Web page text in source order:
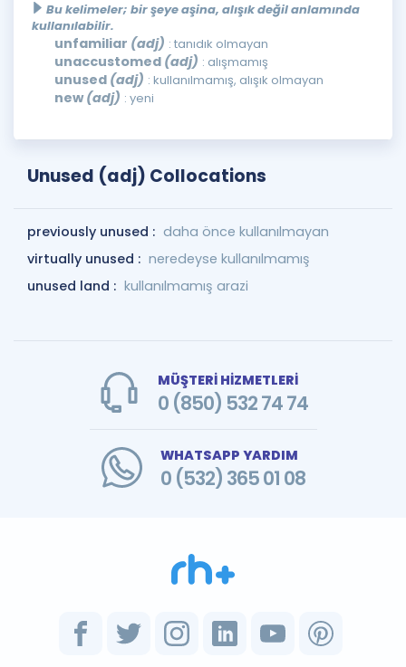
Bu kelimeler; bir şeye aşina, alışık değil anlamında
kullanılabilir.
unfamiliar (adj) : tanıdık olmayan
unaccustomed (adj) : alışmamış
unused (adj) : kullanılmamış, alışık olmayan
new(adj) : yeni
Unused (adj) Collocations
previously unused : daha önce kullanılmayan
virtually unused : neredeyse kullanılmamış
unused land : kullanılmamış arazi
MÜŞTERİ HİZMETLERİ
0 (850) 532 74 74
WHATSAPP YARDIM
0 (532) 365 01 08